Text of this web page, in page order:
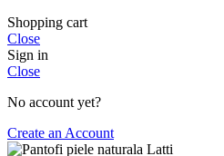
Shopping cart
Close
Sign in
Close
No account yet?
Create an Account